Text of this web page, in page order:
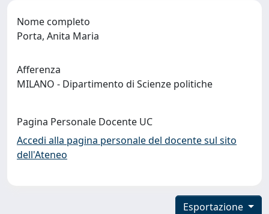
Nome completo
Porta, Anita Maria
Afferenza
MILANO - Dipartimento di Scienze politiche
Pagina Personale Docente UC
Accedi alla pagina personale del docente sul sito
dell'Ateneo
Esportazione